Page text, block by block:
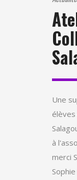
Une
à
merci